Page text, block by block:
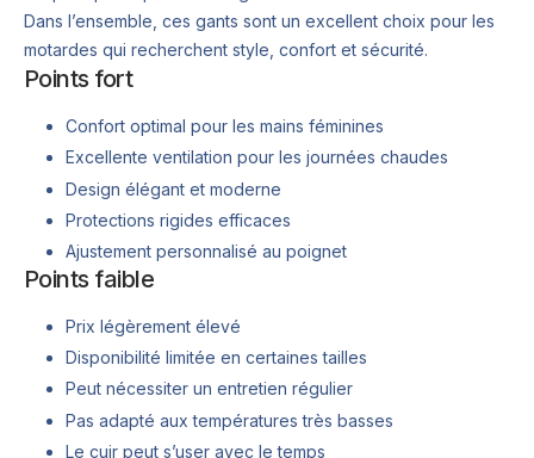
Dans l’ensemble, ces gants sont un excellent choix pour les
motardes qui recherchent style, confort et sécurité.
Points fort
Confort optimal pour les mains féminines
Excellente ventilation pour les journées chaudes
Design élégant et moderne
Protections rigides efficaces
Ajustement personnalisé au poignet
Points faible
Prix légèrement élevé
Disponibilité limitée en certaines tailles
Peut nécessiter un entretien régulier
Pas adapté aux températures très basses
Le cuir peut s’user avec le temps